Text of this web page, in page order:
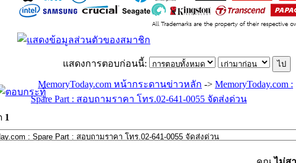
แสดงการตอบก่อนนี้:
MemoryToday.com หน้ากระดานข่าวหลัก -> MemoryToday.com :
Spare Part : สอบถามราคา โทร.02-641-0055 จัดส่งด่วน
1